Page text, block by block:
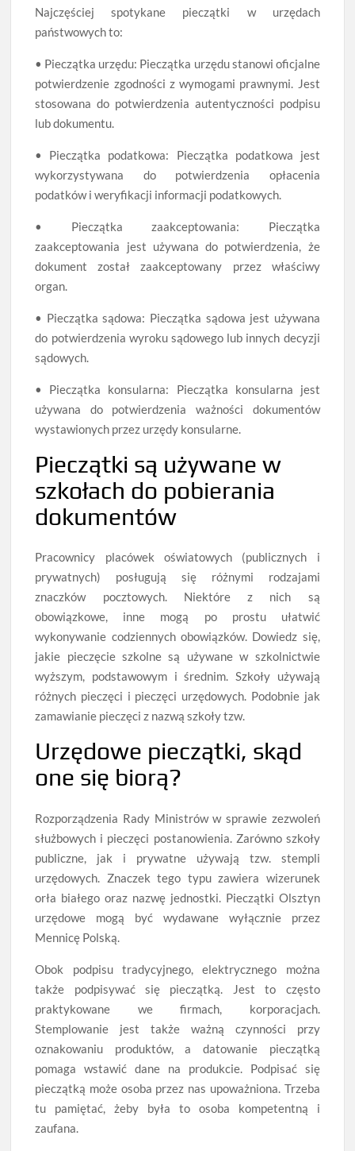
Najczęściej spotykane pieczątki w urzędach
państwowych to:
• Pieczątka urzędu: Pieczątka urzędu stanowi oficjalne
potwierdzenie zgodności z wymogami prawnymi. Jest
stosowana do potwierdzenia autentyczności podpisu
lub dokumentu.
• Pieczątka podatkowa: Pieczątka podatkowa jest
wykorzystywana do potwierdzenia opłacenia
podatków i weryfikacji informacji podatkowych.
• Pieczątka zaakceptowania: Pieczątka
zaakceptowania jest używana do potwierdzenia, że
dokument został zaakceptowany przez właściwy
organ.
• Pieczątka sądowa: Pieczątka sądowa jest używana
do potwierdzenia wyroku sądowego lub innych decyzji
sądowych.
• Pieczątka konsularna: Pieczątka konsularna jest
używana do potwierdzenia ważności dokumentów
wystawionych przez urzędy konsularne.
Pieczątki są używane w
szkołach do pobierania
dokumentów
Pracownicy placówek oświatowych (publicznych i
prywatnych) posługują się różnymi rodzajami
znaczków pocztowych. Niektóre z nich są
obowiązkowe, inne mogą po prostu ułatwić
wykonywanie codziennych obowiązków. Dowiedz się,
jakie pieczęcie szkolne są używane w szkolnictwie
wyższym, podstawowym i średnim. Szkoły używają
różnych pieczęci i pieczęci urzędowych. Podobnie jak
zamawianie pieczęci z nazwą szkoły tzw.
Urzędowe pieczątki, skąd
one się biorą?
Rozporządzenia Rady Ministrów w sprawie zezwoleń
służbowych i pieczęci postanowienia. Zarówno szkoły
publiczne, jak i prywatne używają tzw. stempli
urzędowych. Znaczek tego typu zawiera wizerunek
orła białego oraz nazwę jednostki. Pieczątki Olsztyn
urzędowe mogą być wydawane wyłącznie przez
Mennicę Polską.
Obok podpisu tradycyjnego, elektrycznego można
także podpisywać się pieczątką. Jest to często
praktykowane we firmach, korporacjach.
Stemplowanie jest także ważną czynności przy
oznakowaniu produktów, a datowanie pieczątką
pomaga wstawić dane na produkcie. Podpisać się
pieczątką może osoba przez nas upoważniona. Trzeba
tu pamiętać, żeby była to osoba kompetentną i
zaufana.